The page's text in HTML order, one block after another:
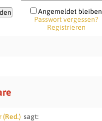
Angemeldet bleiben
Passwort vergessen?
Registrieren
(Red.) sagt: